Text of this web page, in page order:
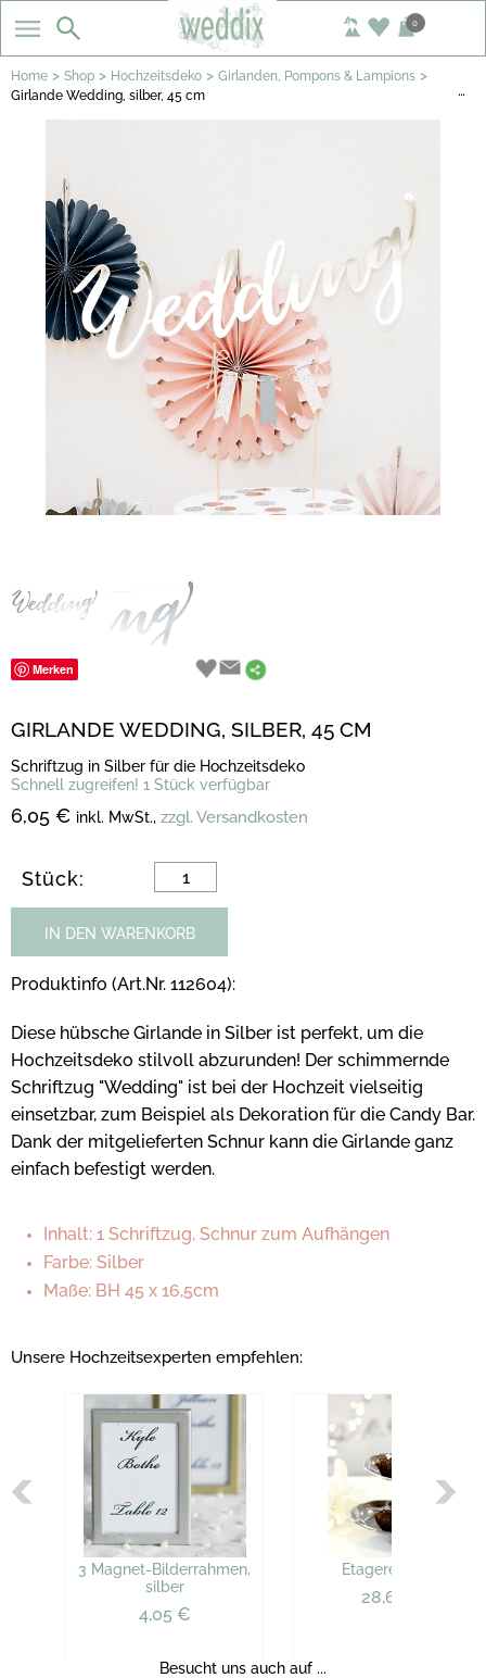
0
Home > Shop > Hochzeitsdeko > Girlanden, Pompons & Lampions >
Girlande Wedding, silber, 45 cm …
Merken
GIRLANDE WEDDING, SILBER, 45 CM
Schriftzug in Silber für die Hochzeitsdeko
Schnell zugreifen! 1 Stück verfügbar
6,05 € inkl. MwSt., zzgl. Versandkosten
Stück:
IN DEN WARENKORB
Produktinfo (Art.Nr. 112604):
Diese hübsche Girlande in Silber ist perfekt, um die
Hochzeitsdeko stilvoll abzurunden! Der schimmernde
Schriftzug "Wedding" ist bei der Hochzeit vielseitig
einsetzbar, zum Beispiel als Dekoration für die Candy Bar.
Dank der mitgelieferten Schnur kann die Girlande ganz
einfach befestigt werden.
Inhalt: 1 Schriftzug, Schnur zum Aufhängen
Farbe: Silber
Maße: BH 45 x 16,5cm
Unsere Hochzeitsexperten empfehlen:
3 Magnet-Bilderrahmen,
silber
4,05 €
Etagere Herz silber
28,62 €
Besucht uns auch auf ...